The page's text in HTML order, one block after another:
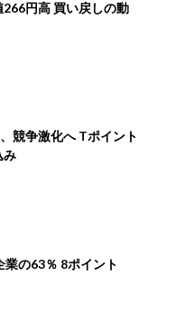
円高 買い戻しの動
競争激化へ Tポイント
み
の63％ 8ポイント